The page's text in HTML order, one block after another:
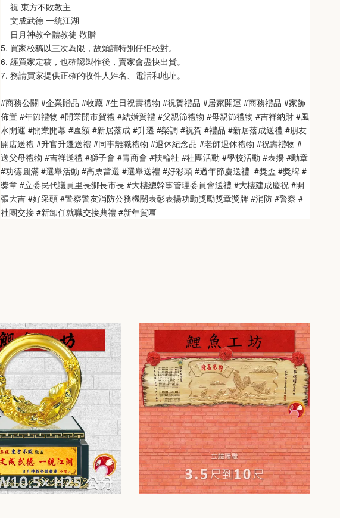
祝 東方不敗教主
文成武德 一統江湖
日月神教全體教徒 敬贈
5. 買家校稿以三次為限，故煩請特別仔細校對。
6. 經買家定稿，也確認製作後，賣家會盡快出貨。
7. 務請買家提供正確的收件人姓名、電話和地址。
#商務公關 #企業贈品 #收藏 #生日祝壽禮物 #祝賀禮品 #居家開運 #商務禮品 #家飾
佈置 #年節禮物 #開業開市賀禮 #結婚賀禮 #父親節禮物 #母親節禮物 #吉祥納財 #風
水開運 #開業開幕 #匾額 #新居落成 #升遷 #榮調 #祝賀 #禮品 #新居落成送禮 #朋友
開店送禮 #升官升遷送禮 #同事離職禮物 #退休紀念品 #老師退休禮物 #祝壽禮物 #
送父母禮物 #吉祥送禮 #獅子會 #青商會 #扶輪社 #社團活動 #學校活動 #表揚 #勳章
#功德圓滿 #選舉活動 #高票當選 #選舉送禮 #好彩頭 #過年節慶送禮  #獎盃 #獎牌 #
獎章 #立委民代議員里長鄉長市長 #大樓總幹事管理委員會送禮 #大樓建成慶祝 #開
張大吉 #好采頭 #警察警友消防公務機關表彰表揚功勳獎勵獎章獎牌 #消防 #警察 #
社團交接 #新卸任就職交接典禮 #新年賀匾